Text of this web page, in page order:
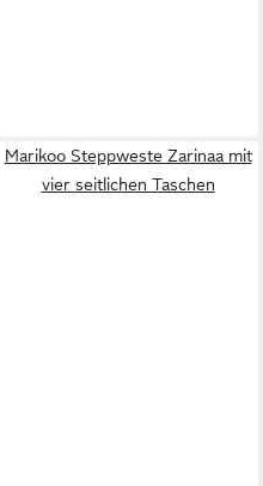
Marikoo Steppweste Zarinaa mit
vier seitlichen Taschen